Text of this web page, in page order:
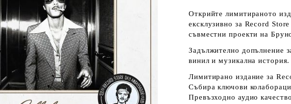
Открийтелимитираното
ексклузивно за Record
съвместни проекти на
Задължително допълнение
винил и музикална
Лимитирано издание за
Събираключови
Превъзходно аудио качество